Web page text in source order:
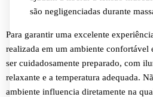
são negligenciadas durante
Para garantir uma excelente
realizada em um ambiente confortável
ser cuidadosamente preparado, com
relaxante e a temperatura adequada.
ambiente influencia diretamente na